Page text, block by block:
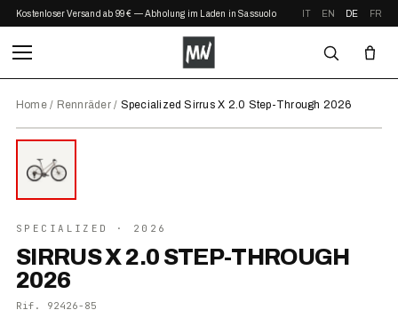
Kostenloser Versand ab 99 € — Abholung im Laden in Sassuolo IT EN DE FR
Home/ Rennräder/ Specialized Sirrus X 2.0 Step-Through 2026
⤢ ZOOM
SPECIALIZED · 2026
SIRRUS X 2.0 STEP-THROUGH
2026
Rif. 92426-85